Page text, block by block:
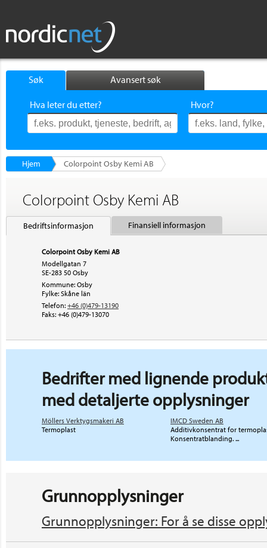
Søk Avansert søk
Hva leter du etter? Hvor?
Hjem Colorpoint Osby Kemi AB
Colorpoint Osby Kemi AB
Bedriftsinformasjon Finansiell informasjon
Colorpoint Osby Kemi AB
Modellgatan 7
SE-283 50 Osby
Kommune: Osby
Fylke: Skåne län
Telefon: +46 (0)479-13190
Faks: +46 (0)479-13070
Bedrifter med lignende
med detaljerte opplysninger
Möllers Verktygsmakeri AB
Termoplast
IMCD Sweden AB
Additivkonsentrat for
Konsentratblanding. ...
Grunnopplysninger
Grunnopplysninger: For å se disse